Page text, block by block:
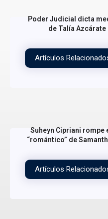
Poder Judicial dicta
de Talía
Artículos
Suheyn Cipriani
“romántico” de
Artículos